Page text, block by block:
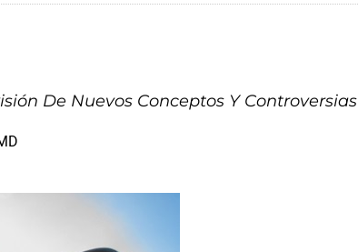
De Nuevos Conceptos Y Controversias